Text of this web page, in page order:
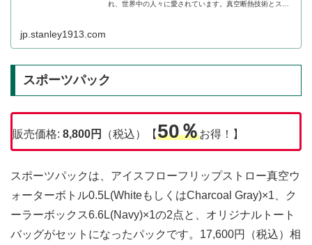
れ、世界中の人々に愛されています。真空断熱技術とスチ
jp.stanley1913.com
スポーツパック
販売価格: 8,800円 （税込）【50％お得！】
スポーツパックは、アイスフローフリップストロー真空ウ
ォーターボトル0.5L(WhiteもしくはCharcoal Gray)×1、ク
ーラーボックス6.6L(Navy)×1の2点と、オリジナルトート
バッグがセットになったパックです。17,600円（税込）相